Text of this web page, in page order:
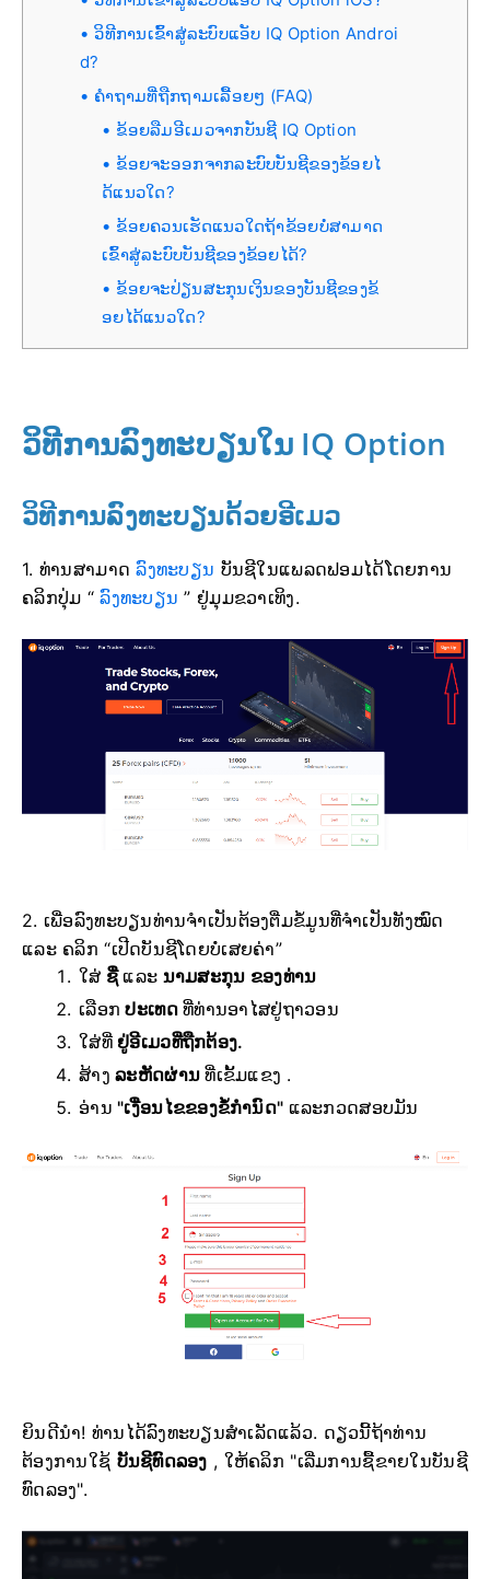
ວິທີການເຂົ້າສູ່ລະບົບແອັບ IQ Option Androi
d?
ຄຳຖາມທີ່ຖືກຖາມເລື້ອຍໆ (FAQ)
ຂ້ອຍລືມອີເມວຈາກບັນຊີ IQ Option
ຂ້ອຍຈະອອກຈາກລະບົບບັນຊີຂອງຂ້ອຍໄ
ດ້ແນວໃດ?
ຂ້ອຍຄວນເຮັດແນວໃດຖ້າຂ້ອຍບໍ່ສາມາດ
ເຂົ້າສູ່ລະບົບບັນຊີຂອງຂ້ອຍໄດ້?
ຂ້ອຍຈະປ່ຽນສະກຸນເງິນຂອງບັນຊີຂອງຂ້
ອຍໄດ້ແນວໃດ?
ວິທີການລົງທະບຽນໃນ IQ Option
ວິທີການລົງທະບຽນດ້ວຍອີເມວ
1. ທ່ານສາມາດລົງທະບຽນ ບັນຊີໃນແພລດຟອມໄດ້ໂດຍການ
ຄລິກປຸ່ມ “ລົງທະບຽນ ” ຢູ່ມຸມຂວາເທິງ.
2. ເພື່ອລົງທະບຽນທ່ານຈຳເປັນຕ້ອງຕື່ມຂໍ້ມູນທີ່ຈຳເປັນທັງໝົດ
ແລະ ຄລິກ “ເປີດບັນຊີໂດຍບໍ່ເສຍຄ່າ”
ໃສ່ ຊື່ແລະ ນາມສະກຸນ ຂອງທ່ານ
ເລືອກປະເທດທີ່ທ່ານອາໄສຢູ່ຖາວອນ
ໃສ່ທີ່ ຢູ່ອີເມວທີ່ຖືກຕ້ອງ.
ສ້າງລະຫັດຜ່ານ ທີ່ເຂັ້ມແຂງ .
ອ່ານ"ເງື່ອນໄຂຂອງຂໍ້ກຳນົດ" ແລະກວດສອບມັນ
ຍິນດີນຳ! ທ່ານໄດ້ລົງທະບຽນສຳເລັດແລ້ວ. ດຽວນີ້ຖ້າທ່ານ
ຕ້ອງການໃຊ້ ບັນຊີທົດລອງ , ໃຫ້ຄລິກ "ເລີ່ມການຊື້ຂາຍໃນບັນຊີ
ທົດລອງ".